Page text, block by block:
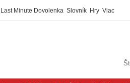
Last Minute Dovolenka Slovník Hry Viac